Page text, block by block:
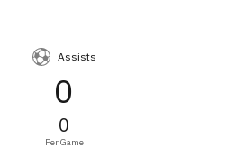
Assists
0
0
Per Game